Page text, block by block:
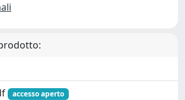
accesso aperto